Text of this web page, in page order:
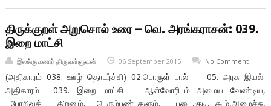
திருக்குறள் அறுசொல் உரை – வெ. அரங்கராசன்: 039.
இறை மாட்சி
இலக்குவனார் திருவள்ளுவன் 06 September 2015 No Comment
(அதிகாரம் 038. ஊழ் தொடர்ச்சி) 02.பொருள் பால் 05. அரசு இயல்
அதிகாரம் 039. இறை மாட்சி ஆள்வோரிடம் அமைய வேண்டிய,
பேரறிவுத் திறனும், பெரும்பண்புகளும். படை,குடி, கூழ்,அமைச்சு,